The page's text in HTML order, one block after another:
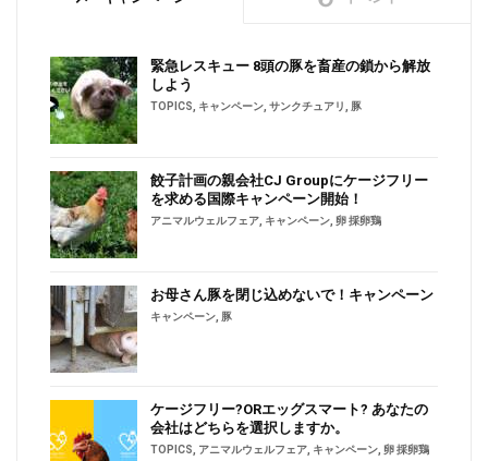
緊急レスキュー 8頭の豚を畜産の鎖から解放
しよう
TOPICS キャンペーン サンクチュアリ 豚
餃子計画の親会社CJ Groupにケージフリー
を求める国際キャンペーン開始！
アニマルウェルフェア キャンペーン 卵 採卵鶏
お母さん豚を閉じ込めないで！キャンペーン
キャンペーン 豚
ケージフリー?ORエッグスマート? あなたの
会社はどちらを選択しますか。
TOPICS アニマルウェルフェア キャンペーン 卵 採卵鶏